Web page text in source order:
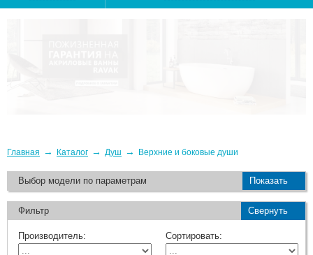
Главная → Каталог → Душ → Верхние и боковые души
Выбор модели по параметрам Показать
Фильтр Свернуть
Производитель: Сортировать: